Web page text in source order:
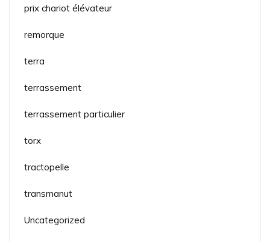
prix chariot élévateur
remorque
terra
terrassement
terrassement particulier
torx
tractopelle
transmanut
Uncategorized